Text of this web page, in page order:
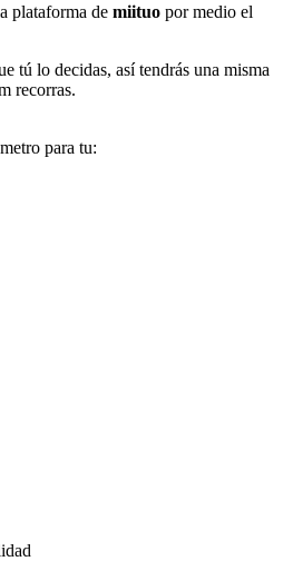
plataforma de miituo por medio el
tú lo decidas, así tendrás una misma
recorras.
para tu: